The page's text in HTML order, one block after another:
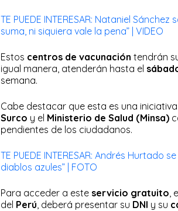
TE PUEDE INTERESAR: Nataniel
suma, ni siquiera vale la pena” | VIDEO
Estos centros de vacunación tendrán
igual manera, atenderán hasta el
semana.
Cabe destacar que esta es una
Surco y el Ministerio de Salud (Minsa)
pendientes de los ciudadanos.
TE PUEDE INTERESAR: Andrés
diablos azules” | FOTO
Para acceder a este servicio gratuito
del Perú , deberá presentar su DNI y su